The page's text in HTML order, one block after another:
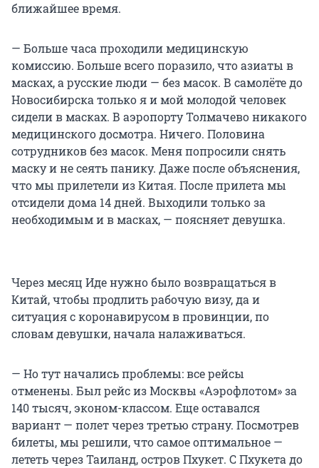
ближайшее время.
— Больше часа проходили медицинскую
комиссию. Больше всего поразило, что азиаты в
масках, а русские люди — без масок. В самолёте до
Новосибирска только я и мой молодой человек
сидели в масках. В аэропорту Толмачево никакого
медицинского досмотра. Ничего. Половина
сотрудников без масок. Меня попросили снять
маску и не сеять панику. Даже после объяснения,
что мы прилетели из Китая. После прилета мы
отсидели дома 14 дней. Выходили только за
необходимым и в масках, — поясняет девушка.
Через месяц Иде нужно было возвращаться в
Китай, чтобы продлить рабочую визу, да и
ситуация с коронавирусом в провинции, по
словам девушки, начала налаживаться.
— Но тут начались проблемы: все рейсы
отменены. Был рейс из Москвы «Аэрофлотом» за
140 тысяч, эконом-классом. Еще оставался
вариант — полет через третью страну. Посмотрев
билеты, мы решили, что самое оптимальное —
лететь через Таиланд, остров Пхукет. С Пхукета до